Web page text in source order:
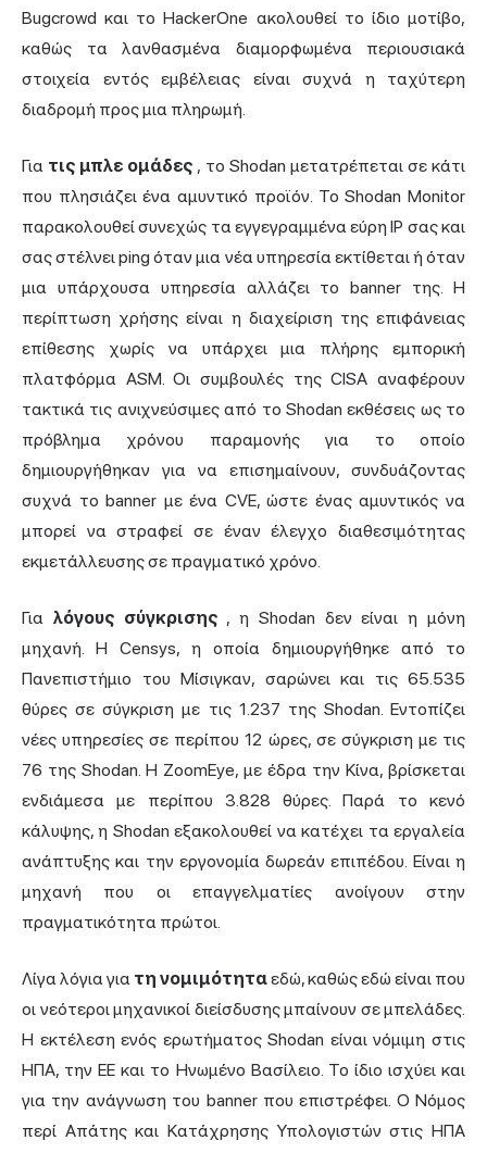
Bugcrowd και το HackerOne ακολουθεί το ίδιο μοτίβο,
καθώς τα λανθασμένα διαμορφωμένα περιουσιακά
στοιχεία εντός εμβέλειας είναι συχνά η ταχύτερη
διαδρομή προς μια πληρωμή.
Για τις μπλε ομάδες , το Shodan μετατρέπεται σε κάτι
που πλησιάζει ένα αμυντικό προϊόν. Το Shodan Monitor
παρακολουθεί συνεχώς τα εγγεγραμμένα εύρη IP σας και
σας στέλνει ping όταν μια νέα υπηρεσία εκτίθεται ή όταν
μια υπάρχουσα υπηρεσία αλλάζει το banner της. Η
περίπτωση χρήσης είναι η διαχείριση της επιφάνειας
επίθεσης χωρίς να υπάρχει μια πλήρης εμπορική
πλατφόρμα ASM. Οι συμβουλές της CISA αναφέρουν
τακτικά τις ανιχνεύσιμες από το Shodan εκθέσεις ως το
πρόβλημα χρόνου παραμονής για το οποίο
δημιουργήθηκαν για να επισημαίνουν, συνδυάζοντας
συχνά το banner με ένα CVE, ώστε ένας αμυντικός να
μπορεί να στραφεί σε έναν έλεγχο διαθεσιμότητας
εκμετάλλευσης σε πραγματικό χρόνο.
Για λόγους σύγκρισης, η Shodan δεν είναι η μόνη
μηχανή. Η Censys, η οποία δημιουργήθηκε από το
Πανεπιστήμιο του Μίσιγκαν, σαρώνει και τις 65.535
θύρες σε σύγκριση με τις 1.237 της Shodan. Εντοπίζει
νέες υπηρεσίες σε περίπου 12 ώρες, σε σύγκριση με τις
76 της Shodan. Η ZoomEye, με έδρα την Κίνα, βρίσκεται
ενδιάμεσα με περίπου 3.828 θύρες. Παρά το κενό
κάλυψης, η Shodan εξακολουθεί να κατέχει τα εργαλεία
ανάπτυξης και την εργονομία δωρεάν επιπέδου. Είναι η
μηχανή που οι επαγγελματίες ανοίγουν στην
πραγματικότητα πρώτοι.
Λίγα λόγια για τη νομιμότηταεδώ, καθώς εδώ είναι που
οι νεότεροι μηχανικοί διείσδυσης μπαίνουν σε μπελάδες.
Η εκτέλεση ενός ερωτήματος Shodan είναι νόμιμη στις
ΗΠΑ, την ΕΕ και το Ηνωμένο Βασίλειο. Το ίδιο ισχύει και
για την ανάγνωση του banner που επιστρέφει. Ο Νόμος
περί Απάτης και Κατάχρησης Υπολογιστών στις ΗΠΑ